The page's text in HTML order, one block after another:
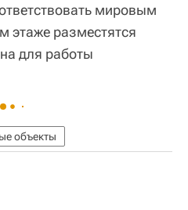
мировым
этаже разместятся
для работы
объекты